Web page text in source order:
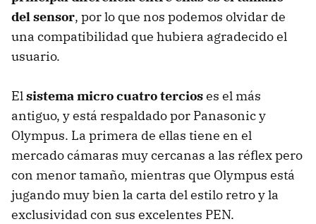
del sensor, por lo que nos podemos olvidar de
una compatibilidad que hubiera agradecido el
usuario.
Elsistema micro cuatro tercioses el más
antiguo, y está respaldado por Panasonic y
Olympus. La primera de ellas tiene en el
mercado cámaras muy cercanas a las réflex pero
con menor tamaño, mientras que Olympus está
jugando muy bien la carta del estilo retro y la
exclusividad con sus excelentes PEN.